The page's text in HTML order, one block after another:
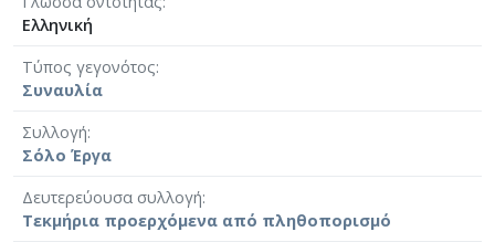
Ελληνική
Τύπος γεγονότος
Συναυλία
Συλλογή
Σόλο Έργα
Δευτερεύουσα συλλογή
Τεκμήρια προερχόμενα από πληθοπορισμό